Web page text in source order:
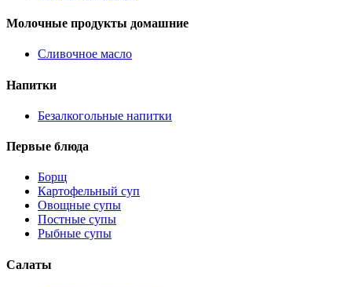
Молочные продукты домашние
Сливочное масло
Напитки
Безалкогольные напитки
Первые блюда
Борщ
Картофельный суп
Овощные супы
Постные супы
Рыбные супы
Салаты